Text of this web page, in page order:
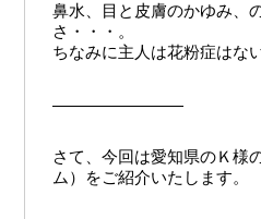
鼻水、目と皮膚のかゆみ、
さ・・・。
ちなみに主人は花粉症はな
————————
さて、今回は愛知県のＫ様
ム）をご紹介いたします。